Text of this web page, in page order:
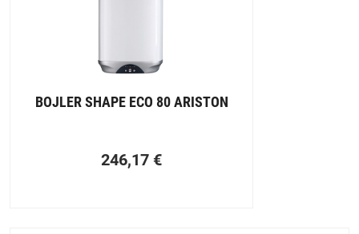
BOJLER SHAPE ECO 80 ARISTON
246,17 €